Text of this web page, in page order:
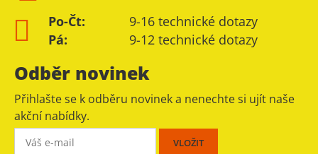
Po-Čt:
9-16 technické dotazy
Pá:
9-12 technické dotazy
Odběr novinek
Přihlašte se k odběru novinek a nenechte si ujít naše
akční nabídky.